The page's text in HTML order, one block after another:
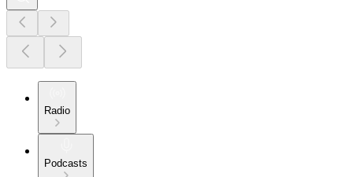
Radio
Podcasts